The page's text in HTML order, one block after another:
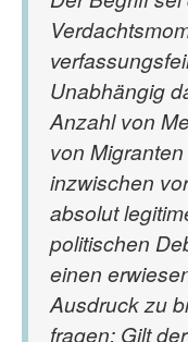
Unabhängig
Anzahl von
von
inzwischen
absolut
politischen
einen
Ausdruck zu
fragen: Gilt